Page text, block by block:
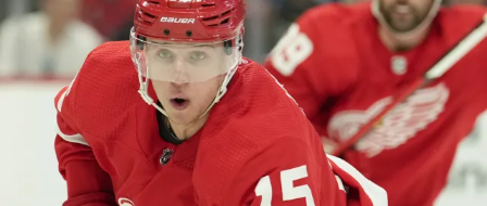
DALŠÍ SPORTY
Americký fotbal
Baseball a softbal
Basketbal
NEPŘEHLÉDNĚTE
Soutěže
Historické návraty